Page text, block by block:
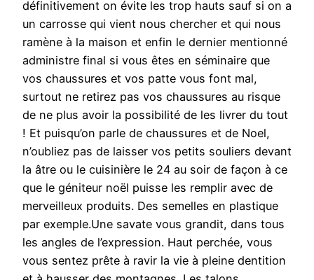
définitivement on évite les trop hauts sauf si on a
un carrosse qui vient nous chercher et qui nous
ramène à la maison et enfin le dernier mentionné
administre final si vous êtes en séminaire que
vos chaussures et vos patte vous font mal,
surtout ne retirez pas vos chaussures au risque
de ne plus avoir la possibilité de les livrer du tout
! Et puisqu’on parle de chaussures et de Noel,
n’oubliez pas de laisser vos petits souliers devant
la âtre ou le cuisinière le 24 au soir de façon à ce
que le géniteur noël puisse les remplir avec de
merveilleux produits. Des semelles en plastique
par exemple.Une savate vous grandit, dans tous
les angles de l’expression. Haut perchée, vous
vous sentez prête à ravir la vie à pleine dentition